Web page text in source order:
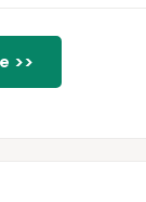
>>